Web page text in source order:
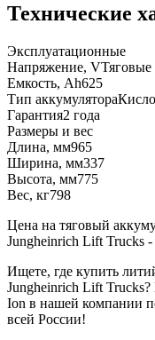
Технические
Эксплуатационные
Напряжение, V
Емкость, Ah625
Тип аккумулятора
Гарантия2 года
Размеры и вес
Длина, мм965
Ширина, мм337
Высота, мм775
Вес, кг798
Цена на тяговый
Jungheinrich Lift Trucks -
Ищете, где купить
Jungheinrich Lift
Ion в нашей компании
всей России!